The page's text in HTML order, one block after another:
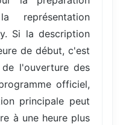
représentation
Si la description
de début, c'est
l'ouverture des
officiel,
principale peut
à une heure plus